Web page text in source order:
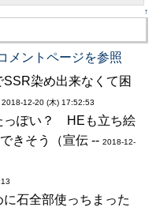
↑
メントページを参照
染め出来なくて困
2018-12-20 (木) 17:52:53
っぽい？ HEも立ち絵
きそう（宣伝 -- 2018-12-
石全部使っちまった